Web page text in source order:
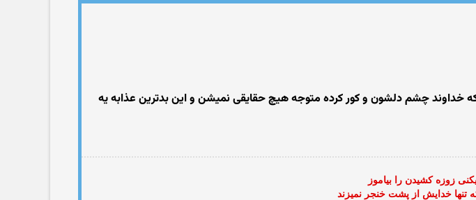
خداوند چشم دلشون و کور کرده متوجه هیچ حقایقی نمیشن و این بدترین عذابه یه
زوزه کشیدن را بیاموز
تنها خدایش از پشت خنجر نمیزند